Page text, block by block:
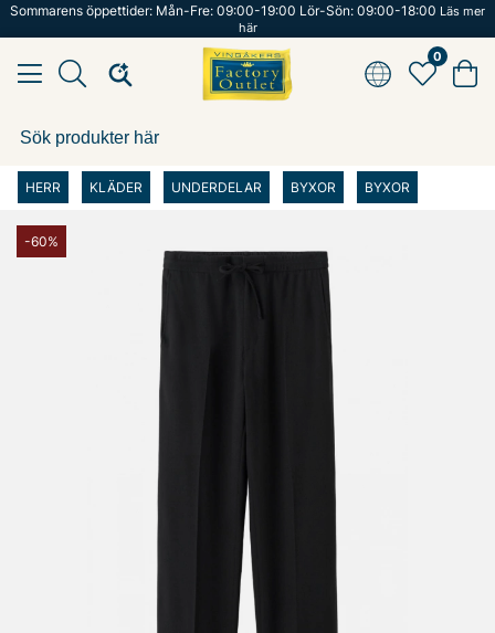
Sommarens öppettider: Mån-Fre: 09:00-19:00 Lör-Sön: 09:00-18:00 Läs mer
här
0
HERR KLÄDER UNDERDELAR BYXOR BYXOR
-60%